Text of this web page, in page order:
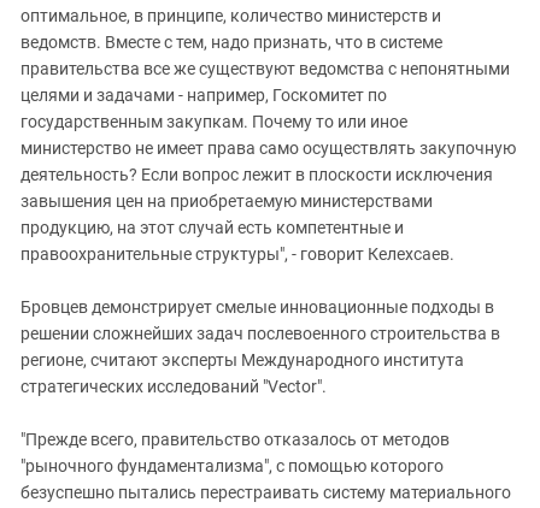
оптимальное, в принципе, количество министерств и
ведомств. Вместе с тем, надо признать, что в системе
правительства все же существуют ведомства с непонятными
целями и задачами - например, Госкомитет по
государственным закупкам. Почему то или иное
министерство не имеет права само осуществлять закупочную
деятельность? Если вопрос лежит в плоскости исключения
завышения цен на приобретаемую министерствами
продукцию, на этот случай есть компетентные и
правоохранительные структуры", - говорит Келехсаев.
Бровцев демонстрирует смелые инновационные подходы в
решении сложнейших задач послевоенного строительства в
регионе, считают эксперты Международного института
стратегических исследований "Vector".
"Прежде всего, правительство отказалось от методов
"рыночного фундаментализма", с помощью которого
безуспешно пытались перестраивать систему материального